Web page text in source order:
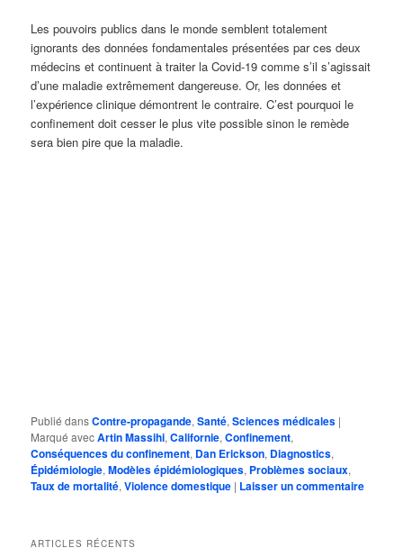
Les pouvoirs publics dans le monde semblent totalement
ignorants des données fondamentales présentées par ces deux
médecins et continuent à traiter la Covid-19 comme s’il s’agissait
d’une maladie extrêmement dangereuse. Or, les données et
l’expérience clinique démontrent le contraire. C’est pourquoi le
confinement doit cesser le plus vite possible sinon le remède
sera bien pire que la maladie.
Publié dansContre-propagande,Santé,Sciences médicales |
Marqué avecArtin Massihi,Californie,Confinement,
Conséquences du confinement, Dan Erickson, Diagnostics,
Épidémiologie,Modèles épidémiologiques, Problèmes sociaux,
Taux de mortalité,Violence domestique | Laisser un commentaire
ARTICLES RÉCENTS